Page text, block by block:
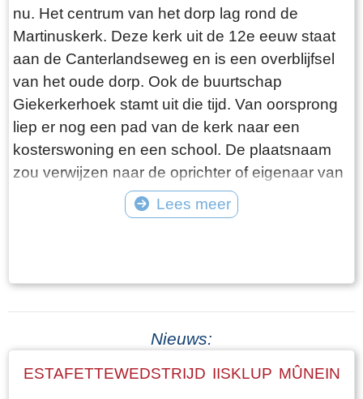
nu. Het centrum van het dorp lag rond de
Martinuskerk. Deze kerk uit de 12e eeuw staat
aan de Canterlandseweg en is een overblijfsel
van het oude dorp. Ook de buurtschap
Giekerkerhoek stamt uit die tijd. Van oorsprong
liep er nog een pad van de kerk naar een
kosterswoning en een school. De plaatsnaam
zou verwijzen naar de oprichter of eigenaar van
de kerk, ene 'Gye'. In 1439 werd de plaats
vermeld als 'Gheszerka', in 1511 als
wordt aan de echtheid ervan sterk getwijfeld.
(bron Wikipedia)
Lees meer
Nieuws:
ESTAFETTEWEDSTRIJD IISKLUP MÛNEIN